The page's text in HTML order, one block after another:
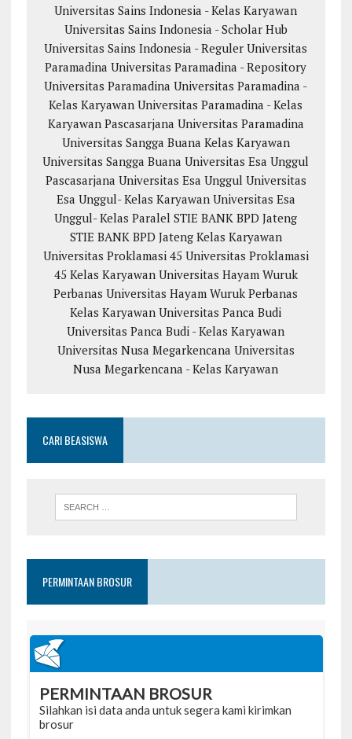
Universitas Sains Indonesia - Kelas Karyawan
Universitas Sains Indonesia - Scholar Hub
Universitas Sains Indonesia - Reguler Universitas
Paramadina Universitas Paramadina - Repository
Universitas Paramadina Universitas Paramadina -
Kelas Karyawan Universitas Paramadina - Kelas
Karyawan Pascasarjana Universitas Paramadina
Universitas Sangga Buana Kelas Karyawan
Universitas Sangga Buana Universitas Esa Unggul
Pascasarjana Universitas Esa Unggul Universitas
Esa Unggul- Kelas Karyawan Universitas Esa
Unggul- Kelas Paralel STIE BANK BPD Jateng
STIE BANK BPD Jateng Kelas Karyawan
Universitas Proklamasi 45 Universitas Proklamasi
45 Kelas Karyawan Universitas Hayam Wuruk
Perbanas Universitas Hayam Wuruk Perbanas
Kelas Karyawan Universitas Panca Budi
Universitas Panca Budi - Kelas Karyawan
Universitas Nusa Megarkencana Universitas
Nusa Megarkencana - Kelas Karyawan
CARI BEASISWA
PERMINTAAN BROSUR